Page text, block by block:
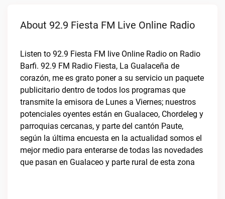
About 92.9 Fiesta FM Live Online Radio
Listen to 92.9 Fiesta FM live Online Radio on Radio
Barfi. 92.9 FM Radio Fiesta, La Gualaceña de
corazón, me es grato poner a su servicio un paquete
publicitario dentro de todos los programas que
transmite la emisora de Lunes a Viernes; nuestros
potenciales oyentes están en Gualaceo, Chordeleg y
parroquias cercanas, y parte del cantón Paute,
según la última encuesta en la actualidad somos el
mejor medio para enterarse de todas las novedades
que pasan en Gualaceo y parte rural de esta zona